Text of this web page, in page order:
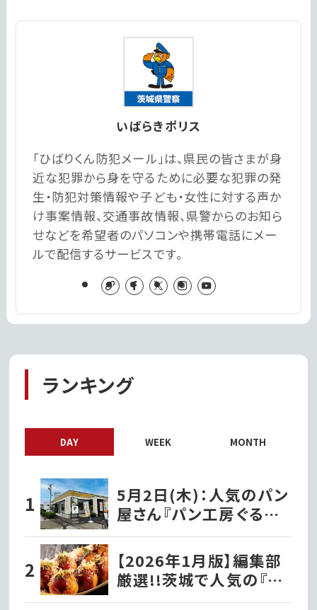
いばらきポリス
「ひばりくん防犯メール」は、県民の皆さまが身
近な犯罪から身を守るために必要な犯罪の発
生・防犯対策情報や子ども・女性に対する声か
け事案情報、交通事故情報、県警からのお知ら
せなどを希望者のパソコンや携帯電話にメー
ルで配信するサービスです。
ランキング
DAY WEEK MONTH
5月2日(木)：人気のパン
屋さん『パン工房ぐるぐる
笠原店』として水戸市笠
原にオープン!!
【2026年1月版】編集部
厳選!!茨城で人気の『た
こ焼き屋』